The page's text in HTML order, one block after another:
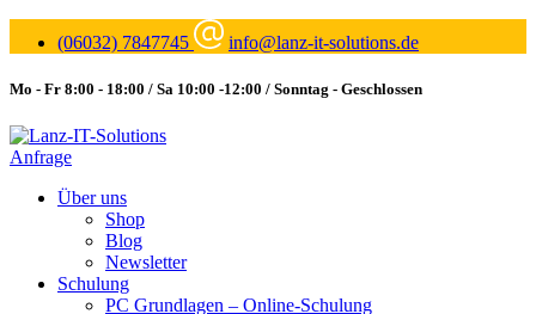
(06032) 7847745 info@lanz-it-solutions.de
Mo - Fr 8:00 - 18:00 / Sa 10:00 -12:00 / Sonntag - Geschlossen
Anfrage
Über uns
Shop
Blog
Newsletter
Schulung
PC Grundlagen – Online-Schulung